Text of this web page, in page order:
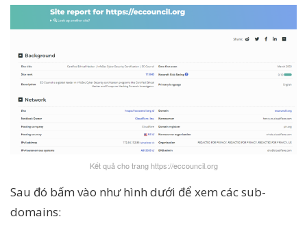
Kết quả cho trang https://eccouncil.org
Sau đó bấm vào như hình dưới để xem các sub-
domains: